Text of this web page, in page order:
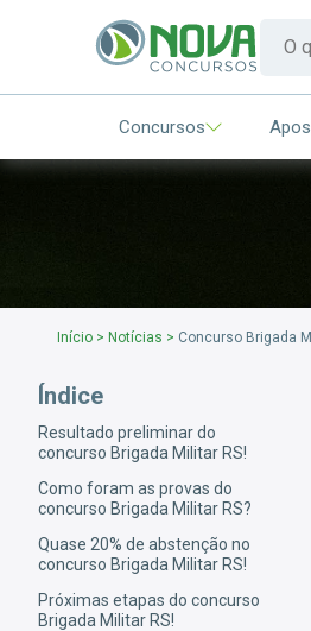
Concursos
Início > Notícias > Concurso Brigada
Índice
Resultado preliminar do
concurso Brigada Militar RS!
Como foram as provas do
concurso Brigada Militar RS?
Quase 20% de abstenção no
concurso Brigada Militar RS!
Próximas etapas do concurso
Brigada Militar RS!